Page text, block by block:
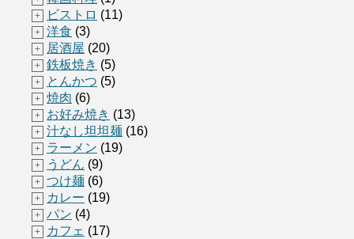
+ ビストロ (11)
+ 洋食 (3)
+ 居酒屋 (20)
+ 鉄板焼き (5)
+ とんかつ (5)
+ 焼肉 (6)
+ お好み焼き (13)
+ 汁なし坦坦麺 (16)
+ ラーメン (19)
+ うどん (9)
+ つけ麺 (6)
+ カレー (19)
+ パン (4)
+ カフェ (17)